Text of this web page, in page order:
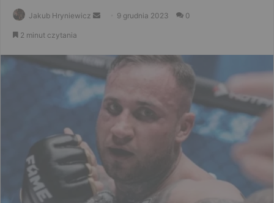
Jakub Hryniewicz
Send 9 grudnia 2023 0
2 minut czytania